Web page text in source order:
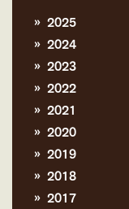
2025
2024
2023
2022
2021
2020
2019
2018
2017